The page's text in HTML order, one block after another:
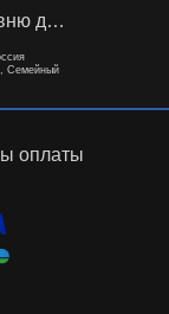
На деревню дедушке 2
Семейный
оплаты